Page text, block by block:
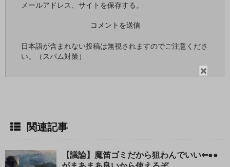
閉
メールアドレス、サイトを保存する。
日本語が含まれない投稿は無視されますのでご注意くださ
い。（スパム対策）
関連記事
【議論】魔笛ゴミだから狙わんでいい⇐●●